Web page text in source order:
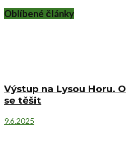
Oblíbené články
Výstup na Lysou Horu.
se těšit
9.6.2025